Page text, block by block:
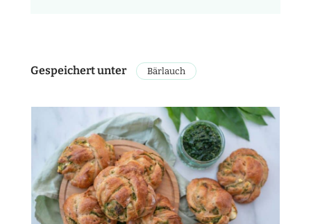
Gespeichert unter Bärlauch